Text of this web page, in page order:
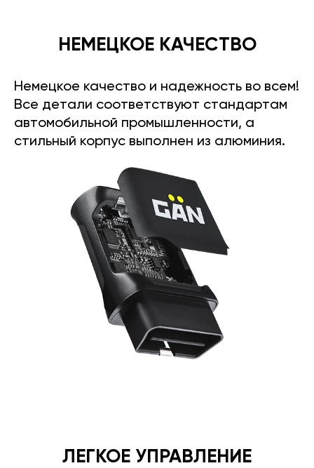
НЕМЕЦКОЕ КАЧЕСТВО
Немецкое качество и надежность во всем!
Все детали соответствуют стандартам
автомобильной промышленности, а
стильный корпус выполнен из алюминия.
ЛЕГКОЕ УПРАВЛЕНИЕ